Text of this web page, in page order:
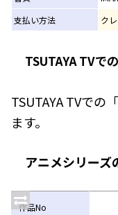
支払い方法
ク
TSUTAYA TVで
TSUTAYA TVでの
ます。
アニメシリーズ
作品No